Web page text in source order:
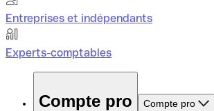
Entreprises et indépendants
Experts-comptables
Compte pro Compte pro